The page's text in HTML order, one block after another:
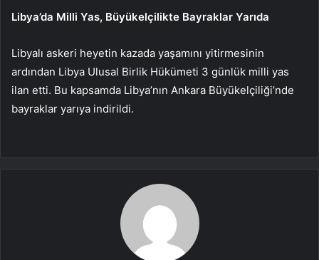
Libya’da Milli Yas, Büyükelçilikte Bayraklar Yarıda
Libyalı askeri heyetin kazada yaşamını yitirmesinin
ardından Libya Ulusal Birlik Hükümeti 3 günlük milli yas
ilan etti. Bu kapsamda Libya’nın Ankara Büyükelçiliği’nde
bayraklar yarıya indirildi.